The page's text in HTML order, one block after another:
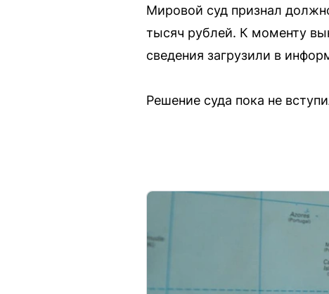
Мировой суд признал
тысяч рублей. К моменту
сведения загрузили в
Решение суда пока не